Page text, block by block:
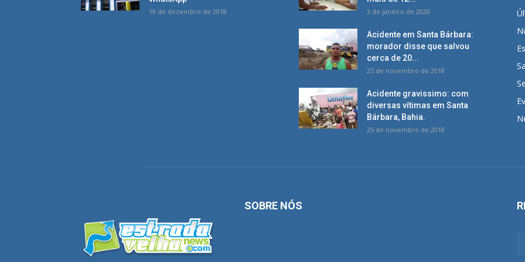
19 de dezembro de 2018 3 de janeiro de 2020
Acidente em Santa Bárbara:
morador disse que salvou
cerca de 20...
25 de novembro de 2018
Acidente gravissimo: com
diversas vítimas em Santa
Bárbara, Bahia.
25 de novembro de 2018
SOBRE NÓS